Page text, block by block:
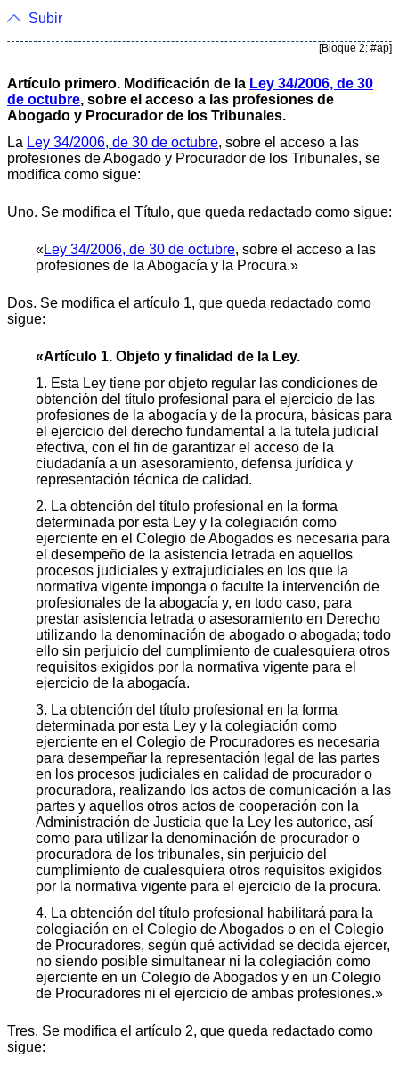
Subir
[Bloque 2: #ap]
Artículo primero. Modificación de la Ley 34/2006, de 30
de octubre, sobre el acceso a las profesiones de
Abogado y Procurador de los Tribunales.
La Ley 34/2006, de 30 de octubre, sobre el acceso a las
profesiones de Abogado y Procurador de los Tribunales, se
modifica como sigue:
Uno. Se modifica el Título, que queda redactado como sigue:
«Ley 34/2006, de 30 de octubre, sobre el acceso a las
profesiones de la Abogacía y la Procura.»
Dos. Se modifica el artículo 1, que queda redactado como
sigue:
«Artículo 1. Objeto y finalidad de la Ley.
1. Esta Ley tiene por objeto regular las condiciones de
obtención del título profesional para el ejercicio de las
profesiones de la abogacía y de la procura, básicas para
el ejercicio del derecho fundamental a la tutela judicial
efectiva, con el fin de garantizar el acceso de la
ciudadanía a un asesoramiento, defensa jurídica y
representación técnica de calidad.
2. La obtención del título profesional en la forma
determinada por esta Ley y la colegiación como
ejerciente en el Colegio de Abogados es necesaria para
el desempeño de la asistencia letrada en aquellos
procesos judiciales y extrajudiciales en los que la
normativa vigente imponga o faculte la intervención de
profesionales de la abogacía y, en todo caso, para
prestar asistencia letrada o asesoramiento en Derecho
utilizando la denominación de abogado o abogada; todo
ello sin perjuicio del cumplimiento de cualesquiera otros
requisitos exigidos por la normativa vigente para el
ejercicio de la abogacía.
3. La obtención del título profesional en la forma
determinada por esta Ley y la colegiación como
ejerciente en el Colegio de Procuradores es necesaria
para desempeñar la representación legal de las partes
en los procesos judiciales en calidad de procurador o
procuradora, realizando los actos de comunicación a las
partes y aquellos otros actos de cooperación con la
Administración de Justicia que la Ley les autorice, así
como para utilizar la denominación de procurador o
procuradora de los tribunales, sin perjuicio del
cumplimiento de cualesquiera otros requisitos exigidos
por la normativa vigente para el ejercicio de la procura.
4. La obtención del título profesional habilitará para la
colegiación en el Colegio de Abogados o en el Colegio
de Procuradores, según qué actividad se decida ejercer,
no siendo posible simultanear ni la colegiación como
ejerciente en un Colegio de Abogados y en un Colegio
de Procuradores ni el ejercicio de ambas profesiones.»
Tres. Se modifica el artículo 2, que queda redactado como
sigue: